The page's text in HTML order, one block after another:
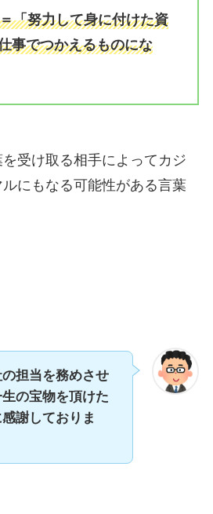
「努力して身に付けた資
事でつかえるものにな
受け取る相手によってカジ
にもなる可能性がある言葉
担当を務めさせ
の宝物を頂けた
謝しておりま